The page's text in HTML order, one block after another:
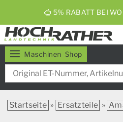
Maschinen Shop
Startseite » Ersatzteile »